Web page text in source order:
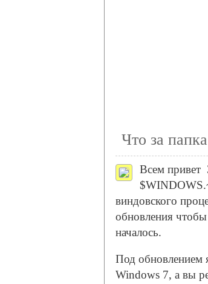
Что за
Всем привет
виндовского
обновления
началось.
Под обновлением
Windows 7, а вы